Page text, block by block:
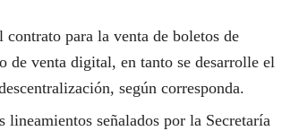
para la venta de boletos de
venta digital, en tanto se desarrolle el
según corresponda.
señalados por la Secretaría